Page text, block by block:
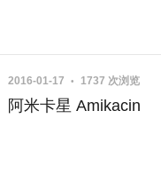
2016-01-17 1737 次浏览
阿米卡星 Amikacin